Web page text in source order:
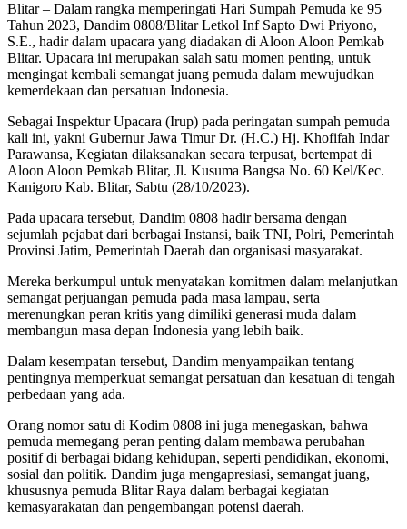
Blitar – Dalam rangka memperingati Hari Sumpah Pemuda ke 95
Tahun 2023, Dandim 0808/Blitar Letkol Inf Sapto Dwi Priyono,
S.E., hadir dalam upacara yang diadakan di Aloon Aloon Pemkab
Blitar. Upacara ini merupakan salah satu momen penting, untuk
mengingat kembali semangat juang pemuda dalam mewujudkan
kemerdekaan dan persatuan Indonesia.
Sebagai Inspektur Upacara (Irup) pada peringatan sumpah pemuda
kali ini, yakni Gubernur Jawa Timur Dr. (H.C.) Hj. Khofifah Indar
Parawansa, Kegiatan dilaksanakan secara terpusat, bertempat di
Aloon Aloon Pemkab Blitar, Jl. Kusuma Bangsa No. 60 Kel/Kec.
Kanigoro Kab. Blitar, Sabtu (28/10/2023).
Pada upacara tersebut, Dandim 0808 hadir bersama dengan
sejumlah pejabat dari berbagai Instansi, baik TNI, Polri, Pemerintah
Provinsi Jatim, Pemerintah Daerah dan organisasi masyarakat.
Mereka berkumpul untuk menyatakan komitmen dalam melanjutkan
semangat perjuangan pemuda pada masa lampau, serta
merenungkan peran kritis yang dimiliki generasi muda dalam
membangun masa depan Indonesia yang lebih baik.
Dalam kesempatan tersebut, Dandim menyampaikan tentang
pentingnya memperkuat semangat persatuan dan kesatuan di tengah
perbedaan yang ada.
Orang nomor satu di Kodim 0808 ini juga menegaskan, bahwa
pemuda memegang peran penting dalam membawa perubahan
positif di berbagai bidang kehidupan, seperti pendidikan, ekonomi,
sosial dan politik. Dandim juga mengapresiasi, semangat juang,
khususnya pemuda Blitar Raya dalam berbagai kegiatan
kemasyarakatan dan pengembangan potensi daerah.